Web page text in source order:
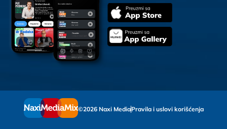
©2026 Naxi MediaPravila i uslovi korišćenja